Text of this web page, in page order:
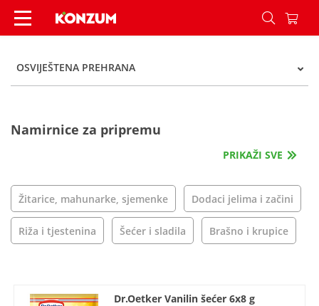
Osviještena prehrana - Kategorije - Konzum
OSVIJEŠTENA PREHRANA
Namirnice za pripremu
PRIKAŽI SVE
Žitarice, mahunarke, sjemenke Dodaci jelima i začini
Riža i tjestenina Šećer i sladila Brašno i krupice
Dr.Oetker Vanilin šećer 6x8 g